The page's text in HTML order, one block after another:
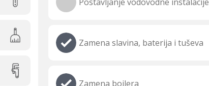
Zamena slavina, baterija i tuševa
Zamena bojlera